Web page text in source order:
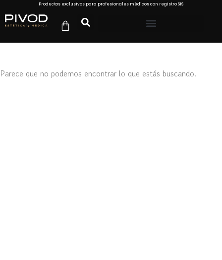
Productos exclusivos para profesionales médicos con registro SIS
Parece que no podemos encontrar lo que estás buscando.